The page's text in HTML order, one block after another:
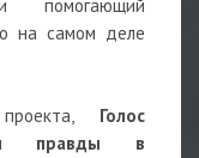
помогающий
на самом деле
Голос
правды в